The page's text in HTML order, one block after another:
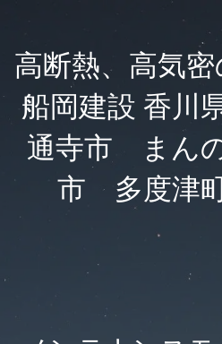
高断熱、高気
船岡建設 香
通寺市 まん
市 多度津